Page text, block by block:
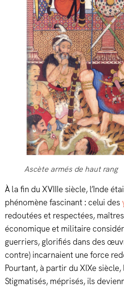
Ascète armés de haut rang
À la fin du XVIIIe siècle, l’Inde
phénomène fascinant : celui des
redoutées et respectées,
économique et militaire
guerriers, glorifiés dans des
contre) incarnaient une force
Pourtant, à partir du XIXe
Stigmatisés, méprisés, ils